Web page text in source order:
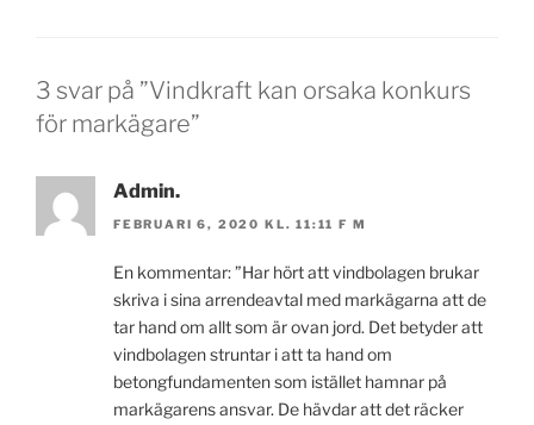
3 svar på ”Vindkraft kan orsaka konkurs
för markägare”
Admin.
FEBRUARI 6, 2020 KL. 11:11 F M
En kommentar: ”Har hört att vindbolagen brukar
skriva i sina arrendeavtal med markägarna att de
tar hand om allt som är ovan jord. Det betyder att
vindbolagen struntar i att ta hand om
betongfundamenten som istället hamnar på
markägarens ansvar. De hävdar att det räcker